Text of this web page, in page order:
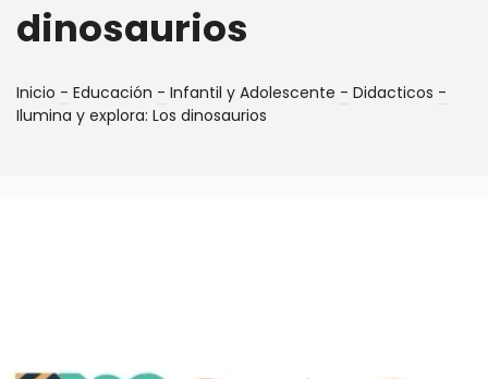
dinosaurios
Inicio - Educación - Infantil y Adolescente - Didacticos -
Ilumina y explora: Los dinosaurios